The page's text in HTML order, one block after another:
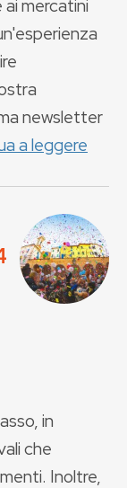
ai mercatini
newsletter
a leggere
in
che
Inoltre,